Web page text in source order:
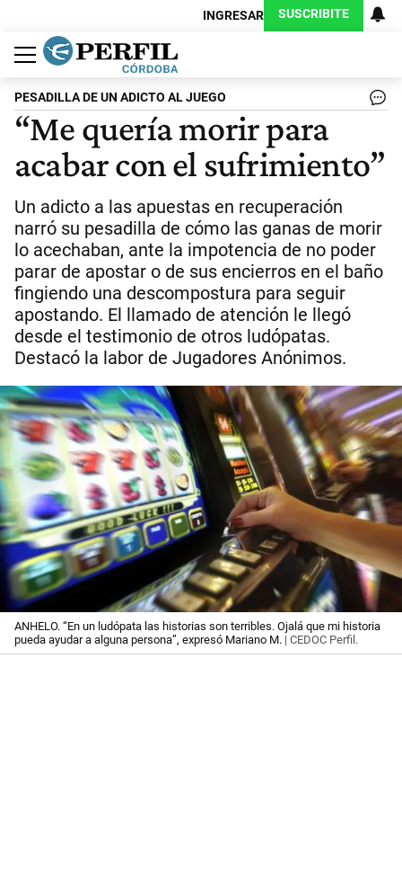
INGRESAR SUSCRIBITE
Política
Economía
Judiciales
Sociedad
Cultura
Espectáculos
Deportes
Protagonistas
PESADILLA DE UN ADICTO AL JUEGO
“Me quería morir para
acabar con el sufrimiento”
Un adicto a las apuestas en recuperación
narró su pesadilla de cómo las ganas de morir
lo acechaban, ante la impotencia de no poder
parar de apostar o de sus encierros en el baño
fingiendo una descompostura para seguir
apostando. El llamado de atención le llegó
desde el testimonio de otros ludópatas.
Destacó la labor de Jugadores Anónimos.
ANHELO. “En un ludópata las historias son terribles. Ojalá que mi historia
pueda ayudar a alguna persona”, expresó Mariano M. | CEDOC Perfil.